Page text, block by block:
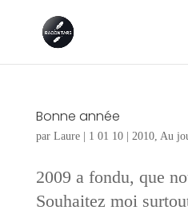
Bonne année
par Laure| 1 01 10| 2010, Au
2009 a fondu, que
Souhaitez moi